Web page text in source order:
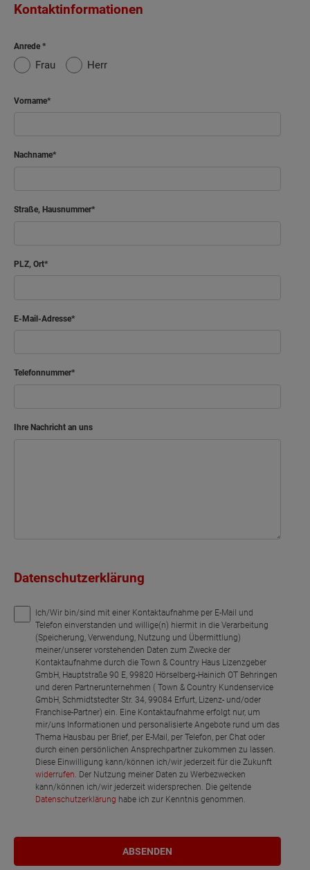
Kontaktinformationen
Anrede
Frau Herr
Vorname
Nachname
Straße, Hausnummer
PLZ, Ort
E-Mail-Adresse
Telefonnummer
Ihre Nachricht an uns
Datenschutzerklärung
Ich/Wir bin/sind mit einer Kontaktaufnahme per E-Mail und
Telefon einverstanden und willige(n) hiermit in die Verarbeitung
(Speicherung, Verwendung, Nutzung und Übermittlung)
meiner/unserer vorstehenden Daten zum Zwecke der
Kontaktaufnahme durch die Town & Country Haus Lizenzgeber
GmbH, Hauptstraße 90 E, 99820 Hörselberg-Hainich OT Behringen
und deren Partnerunternehmen ( Town & Country Kundenservice
GmbH, Schmidtstedter Str. 34, 99084 Erfurt, Lizenz- und/oder
Franchise-Partner) ein. Eine Kontaktaufnahme erfolgt nur, um
mir/uns Informationen und personalisierte Angebote rund um das
Thema Hausbau per Brief, per E-Mail, per Telefon, per Chat oder
durch einen persönlichen Ansprechpartner zukommen zu lassen.
Diese Einwilligung kann/können ich/wir jederzeit für die Zukunft
widerrufen . Der Nutzung meiner Daten zu Werbezwecken
kann/können ich/wir jederzeit widersprechen. Die geltende
Datenschutzerklärung habe ich zur Kenntnis genommen.